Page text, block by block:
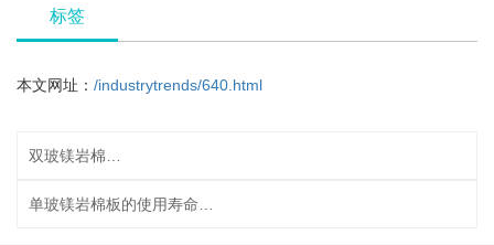
标签
本文网址： /industrytrends/640.html